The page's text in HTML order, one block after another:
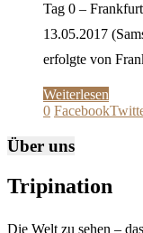
Tag 0 –
13.05.2017
erfolgte von
Weiterlesen
0 Facebook
Über uns
Tripination
Die Welt zu sehen –